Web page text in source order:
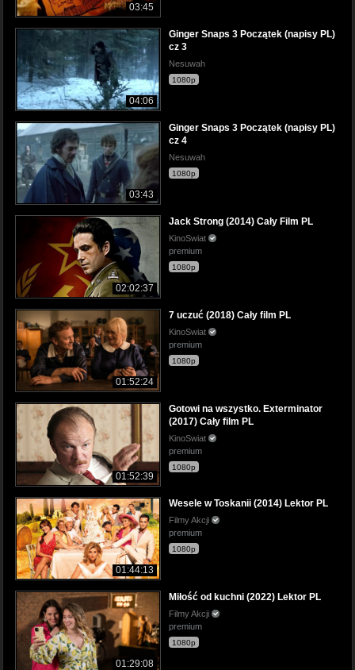
03:45
04:06
Ginger Snaps 3 Początek (napisy PL)
cz 3
Nesuwah
1080p
03:43
Ginger Snaps 3 Początek (napisy PL)
cz 4
Nesuwah
1080p
02:02:37
Jack Strong (2014) Cały Film PL
KinoSwiat
premium
1080p
01:52:24
7 uczuć (2018) Cały film PL
KinoSwiat
premium
1080p
01:52:39
Gotowi na wszystko. Exterminator
(2017) Cały film PL
KinoSwiat
premium
1080p
01:44:13
Wesele w Toskanii (2014) Lektor PL
Filmy Akcji
premium
1080p
01:29:08
Miłość od kuchni (2022) Lektor PL
Filmy Akcji
premium
1080p